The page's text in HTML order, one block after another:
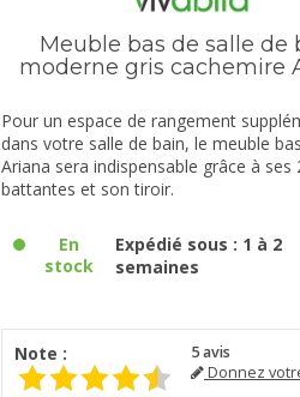
Meuble bas de salle de
moderne gris cachemire
Pour un espace de rangement
dans votre salle de bain, le meuble
Ariana sera indispensable grâce à ses
battantes et son tiroir.
En
stock
Expédié sous : 1 à 2
semaines
Note : 5avis
Donnez